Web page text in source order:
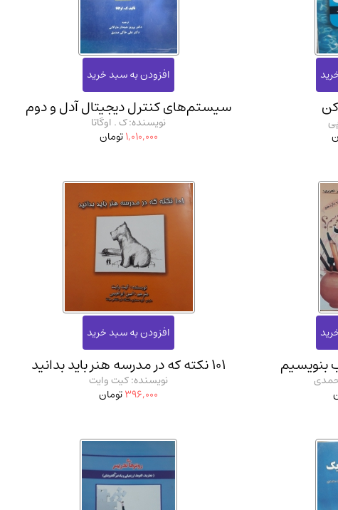
مدرسان شریف و انتشارت ارشد کتاب‌های..
سیستم‌های کنترل دیجیتال آدل و دوم
نویسنده: ک . اوگاتا
1,010,000تومان
بنویسیم 101 نکته که در مدرسه هنر باید بدانید
نویسنده: کیت وایت
396,000تومان